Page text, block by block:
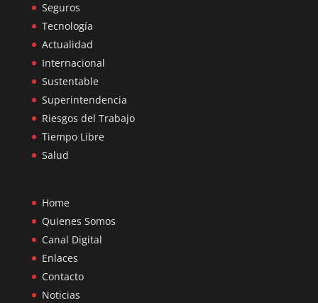
Seguros
Tecnología
Actualidad
Internacional
Sustentable
Superintendencia
Riesgos del Trabajo
Tiempo Libre
Salud
Home
Quienes Somos
Canal Digital
Enlaces
Contacto
Noticias